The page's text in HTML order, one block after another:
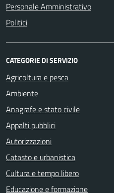
Personale Amministrativo
Politici
CATEGORIE DI SERVIZIO
Agricoltura e pesca
Ambiente
Anagrafe e stato civile
Appalti pubblici
Autorizzazioni
Catasto e urbanistica
Cultura e tempo libero
Educazione e formazione